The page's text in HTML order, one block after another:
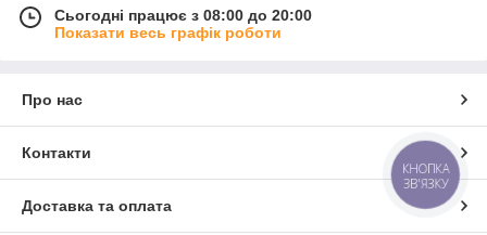
Сьогодні працює з 08:00 до 20:00
Показати весь графік роботи
Про нас
Контакти
Доставка та оплата
КНОПКА
ЗВ'ЯЗКУ